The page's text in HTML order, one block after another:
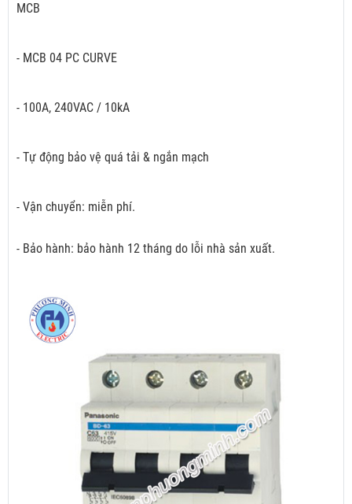
MCB
- MCB 04 PC CURVE
- 100A, 240VAC / 10kA
- Tự động bảo vệ quá tải & ngắn mạch
- Vận chuyển: miễn phí.
- Bảo hành: bảo hành 12 tháng do lỗi nhà sản xuất.